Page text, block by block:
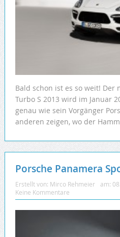
Bald schon ist es so weit! Der
Turbo S 2013 wird im Januar
genau wie sein Vorgänger
anderen zeigen, wo der
Porsche Panamera
Erstellt von: Mirco Rehmeier am:
Keine Kommentare